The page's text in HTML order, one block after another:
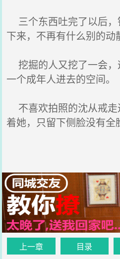
三个东西吐完了以后，
下来，不再有什么别的动
挖掘的人又挖了一会，
一个成年人进去的空间。
不喜欢拍照的沈从戒走
着她，只留下侧脸没有全
上一章 目录